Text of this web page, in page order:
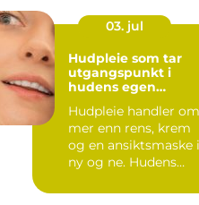
03. jul
Hudpleie som tar
utgangspunkt i
hudens egen
Hudpleie handler om
mer enn rens, krem
og en ansiktsmaske i
ny og ne. Hudens
med al...